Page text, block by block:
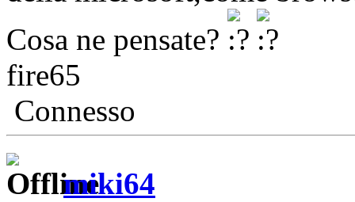
Cosa ne pensate?
fire65
Connesso
miki64